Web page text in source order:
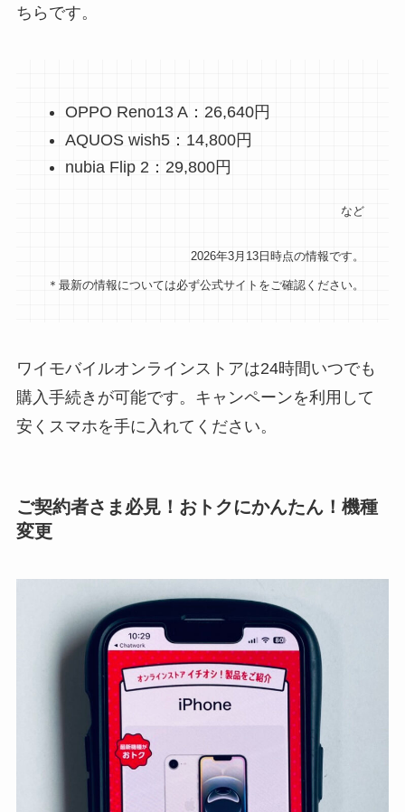
ちらです。
OPPO Reno13 A：26,640円
AQUOS wish5：14,800円
nubia Flip 2：29,800円
など
2026年3月13日時点の情報です。
＊最新の情報については必ず公式サイトをご確認ください。
ワイモバイルオンラインストアは24時間いつでも
購入手続きが可能です。キャンペーンを利用して
安くスマホを手に入れてください。
ご契約者さま必見！おトクにかんたん！機種
変更